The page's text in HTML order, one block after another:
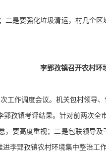
是要强化垃圾清运，村几个
李郢孜镇召开农村环
作调度会议。机关包村领导
孜镇考评结果。针对前两次全
要高度重视；二是包联领导
李郢孜镇农村环境集中整治工作